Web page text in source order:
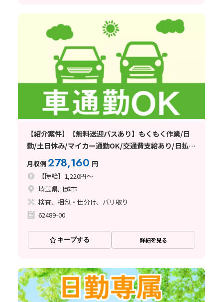
【紹介案件】【無料送迎バスあり】もくもく作業/日
勤/土日休み/マイカー通勤OK/交通費支給あり/日払
い・週払い制度あり
月収例278,160 円
【時給】1,220円～
埼玉県川越市
検査、梱包・仕分け、バリ取り
62489-00
キープする 詳細を見る